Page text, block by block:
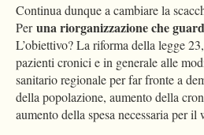
Continua dunque a cambiare la
Peruna riorganizzazione che
L’obiettivo? La riforma della legge
pazienti cronici e in generale alle
sanitario regionale per far fronte a
della popolazione, aumento della
aumento della spesa necessaria per il